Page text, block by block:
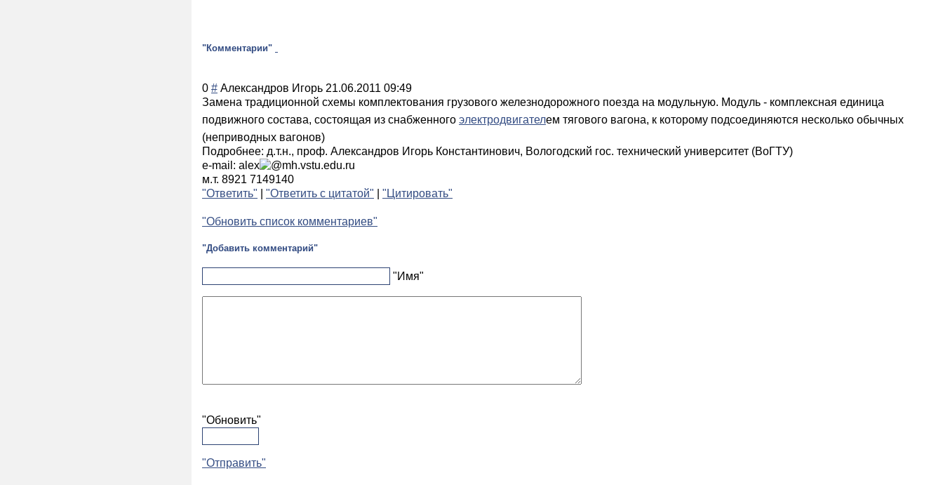
"Комментарии"
0 # Александров Игорь 21.06.2011 09:49
Замена традиционной схемы комплектования грузового железнодорожного поезда на модульную. Модуль - комплексная единица
подвижного состава, состоящая из снабженного электродвигателем тягового вагона, к которому подсоединяются несколько обычных
(неприводных вагонов)
Подробнее: д.т.н., проф. Александров Игорь Константинович, Вологодский гос. технический университет (ВоГТУ)
e-mail: alex
mh.vstu.edu.ru
м.т. 8921 7149140
"Ответить"
"Ответить с цитатой" "Цитировать"
"Обновить список комментариев"
"Добавить комментарий"
"Имя"
"Обновить"
"Отправить"